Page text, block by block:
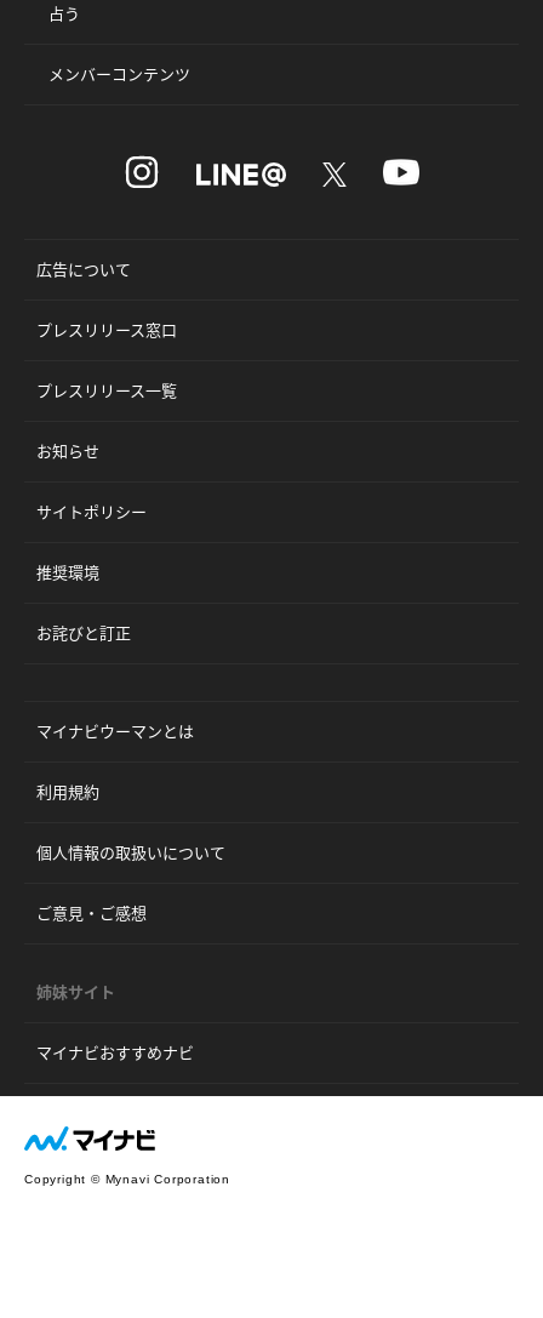
占う
メンバーコンテンツ
広告について
プレスリリース窓口
プレスリリース一覧
お知らせ
サイトポリシー
推奨環境
お詫びと訂正
マイナビウーマンとは
利用規約
個人情報の取扱いについて
ご意見・ご感想
姉妹サイト
マイナビおすすめナビ
Copyright © Mynavi Corporation